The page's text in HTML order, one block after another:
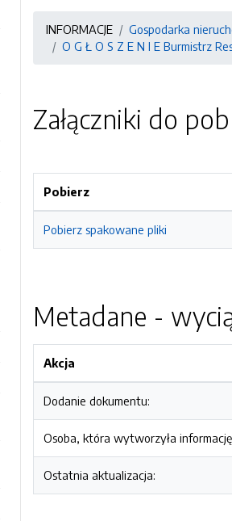
INFORMACJE
Gospodarka
O G Ł O S Z E N I E Burmistrz
Załączniki do
Pobierz
Pobierz spakowane pliki
Metadane -
Akcja
Dodanie dokumentu:
Osoba, która wytworzyła
Ostatnia aktualizacja: